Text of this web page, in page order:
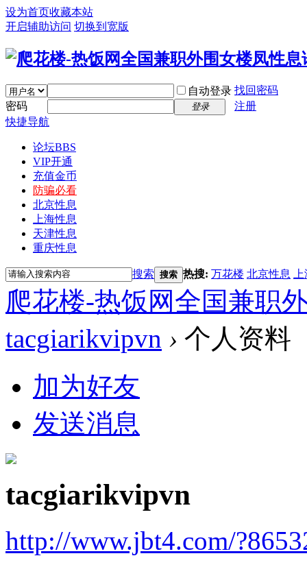
设为首页收藏本站
开启辅助访问 切换到宽版
自动登录 找回密码
密码
登录
注册
快捷导航
论坛BBS
VIP开通
充值金币
防骗必看
北京性息
上海性息
天津性息
重庆性息
搜索 搜索 热搜: 万花楼 北京性息
爬花楼-热饭网全国兼职
tacgiarikvipvn › 个人资料
加为好友
发送消息
tacgiarikvipvn
http://www.jbt4.com/